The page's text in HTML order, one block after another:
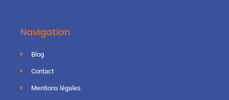
Navigation
Blog
Contact
Mentions légales